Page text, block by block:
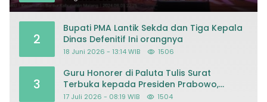
2
Bupati PMA Lantik Sekda dan Tiga Kepala
Dinas Defenitif Ini orangnya
18 Juni 2026 - 13:14 WIB 1506
3
Guru Honorer di Paluta Tulis Surat
Terbuka kepada Presiden Prabowo,
Mohon Keadilan atas Dugaan
17 Juli 2026 - 08:19 WIB 1504